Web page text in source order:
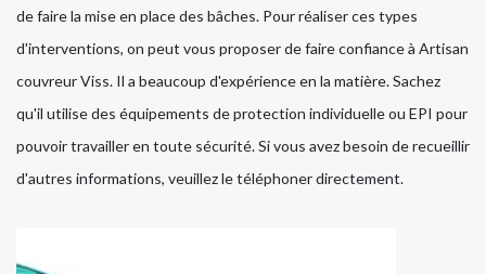
de faire la mise en place des bâches. Pour réaliser ces types
d'interventions, on peut vous proposer de faire confiance à Artisan
couvreur Viss. Il a beaucoup d'expérience en la matière. Sachez
qu'il utilise des équipements de protection individuelle ou EPI pour
pouvoir travailler en toute sécurité. Si vous avez besoin de recueillir
d'autres informations, veuillez le téléphoner directement.